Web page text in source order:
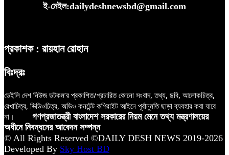
ই-মেইল:dailydeshnewsbd@gmail.com
প্রকাশক : রায়হান রোহান
বিঃদ্রঃ
ডেইলি দেশ নিউজ ডটকম’র প্রকাশিত/প্রচারিত কোনো সংবাদ, তথ্য, ছবি, আলোকচিত্র,
রেখাচিত্র, ভিডিওচিত্র, অডিও কনটেন্ট কপিরাইট আইনে পূর্বানুমতি ছাড়া ব্যবহার করা যাবে
না।
গণপ্রজাতন্ত্রী বাংলাদেশ সরকারের নিয়ম মেনে তথ্য মন্ত্রণালয়ের
অধীনে নিবন্ধনের আবেদন সম্পন্ন
© All Rights Reserved ©DAILY DESH NEWS 2019-2026
Developed By Sky Host BD